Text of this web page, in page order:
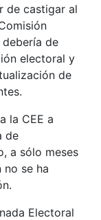
de castigar al
de
electoral y
de
la CEE a
de
a sólo meses
no se ha
Electoral